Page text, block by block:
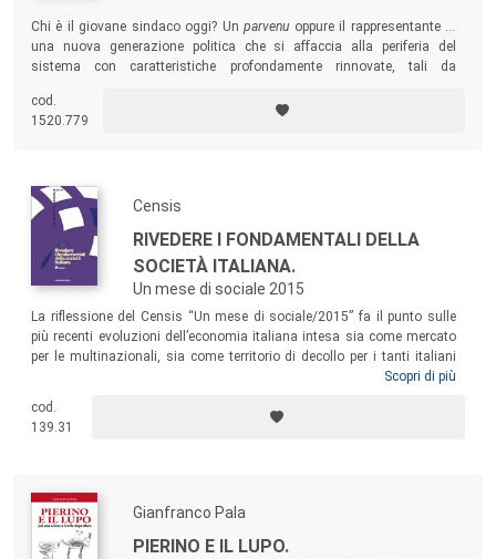
Chi è il giovane sindaco oggi? Unparvenu oppure il rappresentante di
una nuova generazione politica che si affaccia alla periferia del
sistema con caratteristiche profondamente rinnovate, tali da
nuovo attore politico locale, di cui il volume intende tracciare l’identikit.
cod.
1520.779
Censis
RIVEDERE I FONDAMENTALI DELLA
SOCIETÀ ITALIANA.
Un mese di sociale 2015
La riflessione del Censis “Un mese di sociale/2015” fa il punto sulle
più recenti evoluzioni dell’economia italiana intesa sia come mercato
per le multinazionali, sia come territorio di decollo per i tanti italiani
che, orgogliosi delle loro specificità, vanno in giro per il mondo a fare
scoperta una porzione di sociale non presidiato e di far prevalere uno
statalismo autoreferenziale.
Scopri di più
cod.
139.31
Gianfranco Pala
PIERINO E IL LUPO.